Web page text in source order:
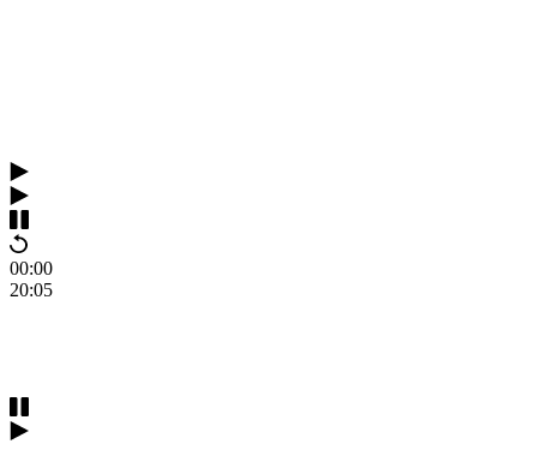
00:00
20:05